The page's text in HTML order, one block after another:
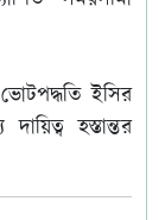
ইসির
হস্তান্তর